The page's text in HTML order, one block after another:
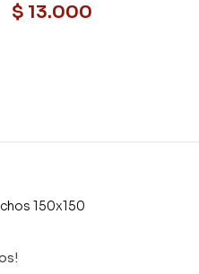
$ 13.000